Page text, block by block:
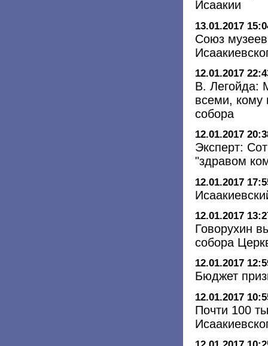
Исаакии
13.01.2017
Союз
12.01.2017
В. Легойда:
всеми, кому
собора
12.01.2017
Эксперт:
"здравом
12.01.2017
12.01.2017
Говорухин
собора
12.01.2017
Бюджет
12.01.2017
Почти 100